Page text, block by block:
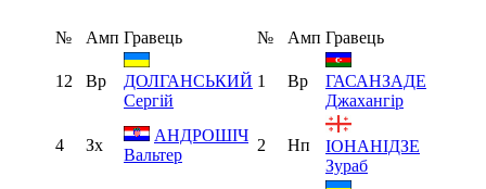
№ Амп Гравець № Амп Гравець
12 Вр
ДОЛГАНСЬКИЙ
Сергій
1 Вр
ГАСАНЗАДЕ
Джахангір
4 Зх
АНДРОШІЧ
Вальтер
2 Нп
ІОНАНІДЗЕ
Зураб